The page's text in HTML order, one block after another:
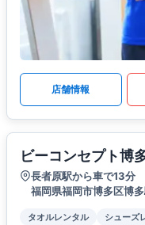
店舗情報
ビーコンセプト博
長者原駅から車で13分
福岡県福岡市博多区博
タオルレンタル シューズ